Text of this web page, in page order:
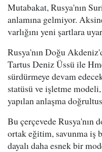
Mutabakat, Rusya'nın
anlamına gelmiyor.
varlığını yeni şartlara
Rusya'nın Doğu
Tartus Deniz Üssü ile
sürdürmeye devam
statüsü ve işletme
yapılan anlaşma
Bu çerçevede Rusya'nın
ortak eğitim, savunma iş
dayalı daha esnek bir